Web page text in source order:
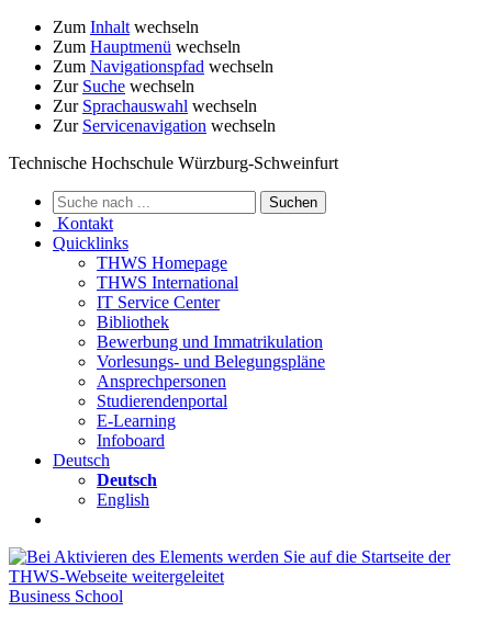
Zum Inhalt wechseln
Zum Hauptmenü wechseln
Zum Navigationspfad wechseln
Zur Suche wechseln
Zur Sprachauswahl wechseln
Zur Servicenavigation wechseln
Technische Hochschule Würzburg-Schweinfurt
Kontakt
Quicklinks
THWS Homepage
THWS International
IT Service Center
Bibliothek
Bewerbung und Immatrikulation
Vorlesungs- und Belegungspläne
Ansprechpersonen
Studierendenportal
E-Learning
Infoboard
Deutsch
Deutsch
English
Business School